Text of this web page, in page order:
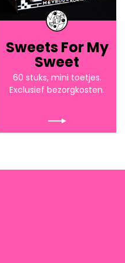
Sweets For My
Sweet
60 stuks, mini toetjes.
Exclusief bezorgkosten.